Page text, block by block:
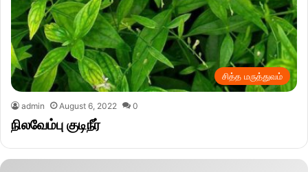
சித்த மருத்துவம்
admin August 6, 2022 0
நிலவேம்பு குடிநீர்